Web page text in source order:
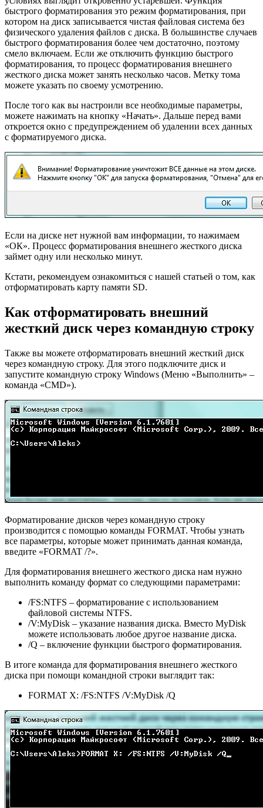
быстрого форматирования это режим форматирования, при
котором на диск записывается чистая файловая система без
физического удаления файлов с диска. В большинстве случаев
быстрого форматирования более чем достаточно, поэтому
смело включаем. Если же отключить функцию быстрого
форматирования, то процесс форматирования внешнего
жесткого диска может занять несколько часов. Метку тома
можете указать по своему усмотрению.
После того как вы настроили все необходимые параметры,
можете нажимать на кнопку «Начать». Дальше перед вами
откроется окно с предупреждением об удалении всех данных
с форматируемого диска.
Если на диске нет нужной вам информации, то нажимаем
«ОК». Процесс форматирования внешнего жесткого диска
займет одну или несколько минут.
Кстати, рекомендуем ознакомиться с нашей статьей о том, как
отформатировать карту памяти SD.
Как отформатировать внешний
жесткий диск через командную строку
Также вы можете отформатировать внешний жесткий диск
через командную строку. Для этого подключите диск и
запустите командную строку Windows (Меню «Выполнить» –
команда «CMD»).
Форматирование дисков через командную строку
производится с помощью команды FORMAT. Чтобы узнать
все параметры, которые может принимать данная команда,
введите «FORMAT /?».
Для форматирования внешнего жесткого диска нам нужно
выполнить команду формат со следующими параметрами:
/FS:NTFS – форматирование с использованием
файловой системы NTFS.
/V:MyDisk – указание названия диска. Вместо MyDisk
можете использовать любое другое название диска.
/Q – включение функции быстрого форматирования.
В итоге команда для форматирования внешнего жесткого
диска при помощи командной строки выглядит так:
FORMAT X: /FS:NTFS /V:MyDisk /Q